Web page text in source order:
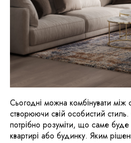
Сьогодні можна комбінувати між
створюючи свій особистий
потрібно розуміти, що саме
квартирі або будинку. Яким